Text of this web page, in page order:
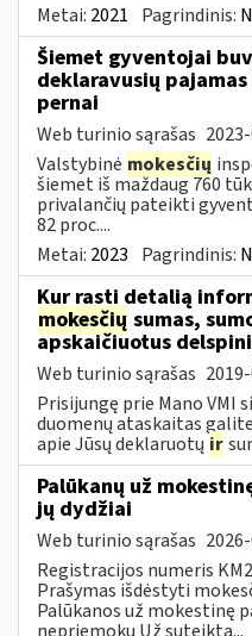
Metai: 2021 Pagrindinis:
Šiemet gyventojai
deklaravusių
pernai
Web turinio sąrašas
Valstybinė mokesčių
šiemet iš maždaug 760
privalančių pateikti
82 proc....
Metai: 2023 Pagrindinis:
Kur rasti detalią
mokesčių sumas,
apskaičiuotus
Web turinio sąrašas
Prisijungę prie Mano VMI
duomenų ataskaitas
apie Jūsų deklaruotų ir
Palūkanų už
jų dydžiai
Web turinio sąrašas
Registracijos numeris
Prašymas išdėstyti
Palūkanos už mokestinę
nepriemokų Už suteiktą...